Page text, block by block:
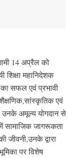
14 अप्रैल को
शिक्षा महानिदेशक
का सफल एवं प्रभावी
एवं
उनके अमूल्य योगदान से
सामाजिक जागरूकता
द्वारा
पर विशेष